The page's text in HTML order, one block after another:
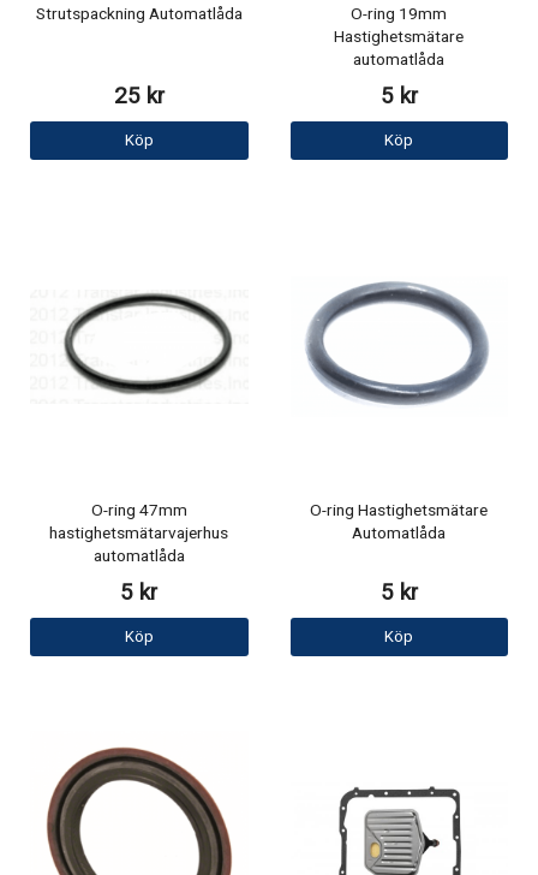
Strutspackning Automatlåda
25 kr
Köp
O-ring 19mm
Hastighetsmätare
automatlåda
5 kr
Köp
O-ring 47mm
hastighetsmätarvajerhus
automatlåda
5 kr
Köp
O-ring Hastighetsmätare
Automatlåda
5 kr
Köp